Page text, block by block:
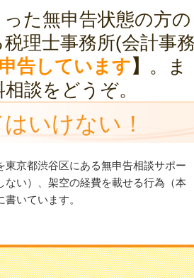
た無申告状態の方の
理士事務所(会計事務
告しています】 。ま
談をどうぞ。
いけない！
京都渋谷区にある無申告相談サポー
ない）、架空の経費を載せる行為（本
いています。